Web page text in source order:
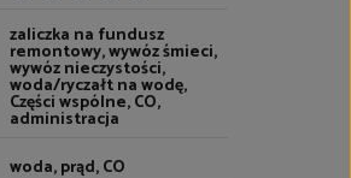
zaliczka na fundusz
remontowy, wywóz śmieci,
wywóz nieczystości,
woda/ryczałt na wodę,
Części wspólne, CO,
administracja
woda, prąd, CO